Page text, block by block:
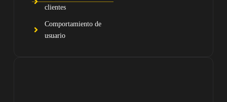
clientes
Comportamiento de
usuario